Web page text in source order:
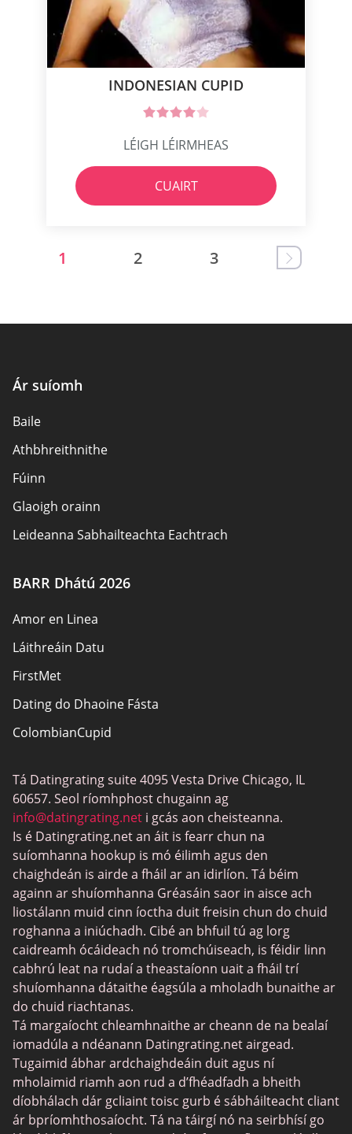
INDONESIAN CUPID
LÉIGH LÉIRMHEAS
CUAIRT
1 2 3
Ár suíomh
Baile
Athbhreithnithe
Fúinn
Glaoigh orainn
Leideanna Sabhailteachta Eachtrach
Beartas Príobháideachais
Freagracht
Nochtadh Affiliate
Léarscáil an láithreáin
BARR Dhátú 2026
Amor en Linea
Láithreáin Datu
FirstMet
Dating do Dhaoine Fásta
ColombianCupid
MeetMindful
Dátú BDSM
BBPeopleMeet
Suíomhanna Daidí Siúcra
JPeopleMeet
Trans Datu
Láithreáin Datu Sinsearacha
MyLOL
Datu Aerach
Datu Leispiach
Láithreáin um Dhátú Dubh
SugarDaddyMeet
LatinAmericanCupid
Tá Datingrating suite 4095 Vesta Drive Chicago, IL
60657. Seol ríomhphost chugainn ag
info@datingrating.net i gcás aon cheisteanna.
Is é Datingrating.net an áit is fearr chun na
suíomhanna hookup is mó éilimh agus den
chaighdeán is airde a fháil ar an idirlíon. Tá béim
againn ar shuíomhanna Gréasáin saor in aisce ach
liostálann muid cinn íoctha duit freisin chun do chuid
roghanna a iniúchadh. Cibé an bhfuil tú ag lorg
caidreamh ócáideach nó tromchúiseach, is féidir linn
cabhrú leat na rudaí a theastaíonn uait a fháil trí
shuíomhanna dátaithe éagsúla a mholadh bunaithe ar
do chuid riachtanas.
Tá margaíocht chleamhnaithe ar cheann de na bealaí
iomadúla a ndéanann Datingrating.net airgead.
Tugaimid ábhar ardchaighdeáin duit agus ní
mholaimid riamh aon rud a d’fhéadfadh a bheith
díobhálach dár gcliaint toisc gurb é sábháilteacht cliant
ár bpríomhthosaíocht. Tá na táirgí nó na seirbhísí go